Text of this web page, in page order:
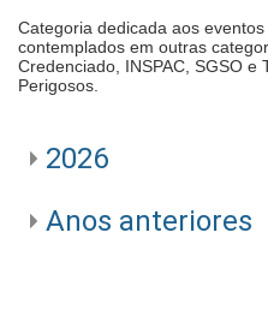
Categoria dedicada aos
contemplados em outras
Credenciado, INSPAC, SGSO e
Perigosos.
2026
Anos anteriores